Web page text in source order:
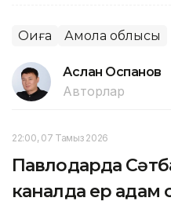
Оқиға Ақмола облысы
Аслан Оспанов
Авторлар
22:00, 07 Тамыз 2026
Павлодарда
каналда ер адам